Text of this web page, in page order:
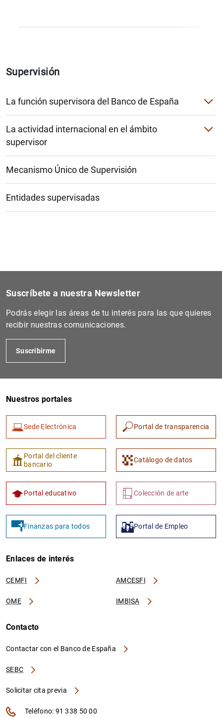
Supervisión
La función supervisora del Banco de España
Razones para su existencia
El modelo de supervisión en España
Supervisión in situ
Pruebas de resistencia (stress tests)
Base legal de la supervisión en España
La actividad internacional en el ámbito
supervisor
ASBA
EBA
BCBS
Mecanismo Único de Supervisión
Entidades supervisadas
Suscríbete a nuestra Newsletter
Podrás elegir las áreas de tu interés para las que quieres
recibir nuestras comunicaciones.
Suscribirme
Nuestros portales
Sede Electrónica Portal de transparencia
Portal del cliente
bancario
Catálogo de datos
Portal educativo Colección de arte
Finanzas para todos Portal de Empleo
Enlaces de interés
CEMFI AMCESFI
OME IMBISA
Contacto
Contactar con el Banco de España
SEBC
Solicitar cita previa
Teléfono: 91 338 50 00